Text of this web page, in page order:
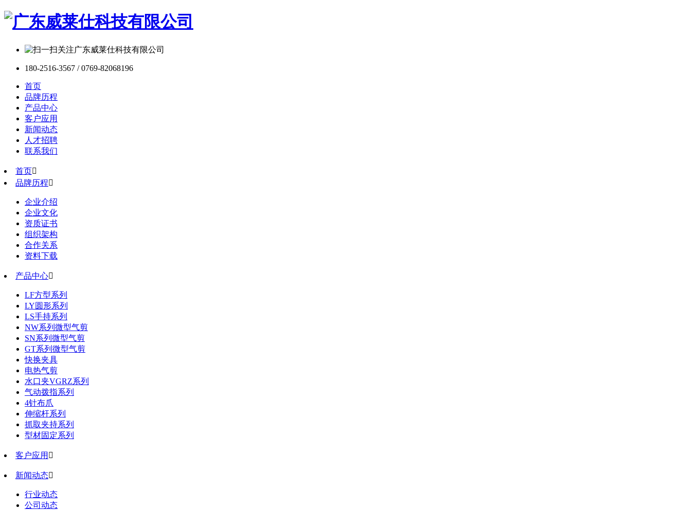
180-2516-3567 / 0769-82068196
首页
品牌历程
产品中心
客户应用
新闻动态
人才招聘
联系我们
首页
品牌历程
企业介绍
企业文化
资质证书
组织架构
合作关系
资料下载
产品中心
LF方型系列
LY圆形系列
LS手持系列
NW系列微型气剪
SN系列微型气剪
GT系列微型气剪
快换夹具
电热气剪
水口夹VGRZ系列
气动拨指系列
4针布爪
伸缩杆系列
抓取夹持系列
型材固定系列
客户应用 
新闻动态
行业动态
公司动态